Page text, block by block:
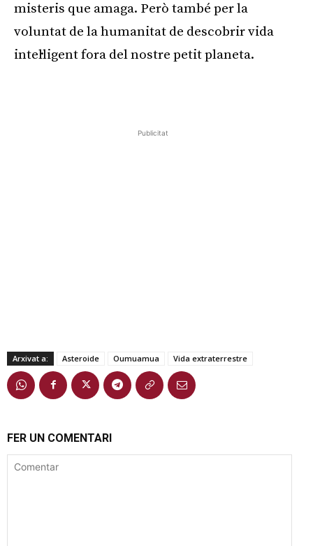
misteris que amaga. Però també per la
voluntat de la humanitat de descobrir vida
intel·ligent fora del nostre petit planeta.
Publicitat
Arxivat a: Asteroide Oumuamua Vida extraterrestre
FER UN COMENTARI